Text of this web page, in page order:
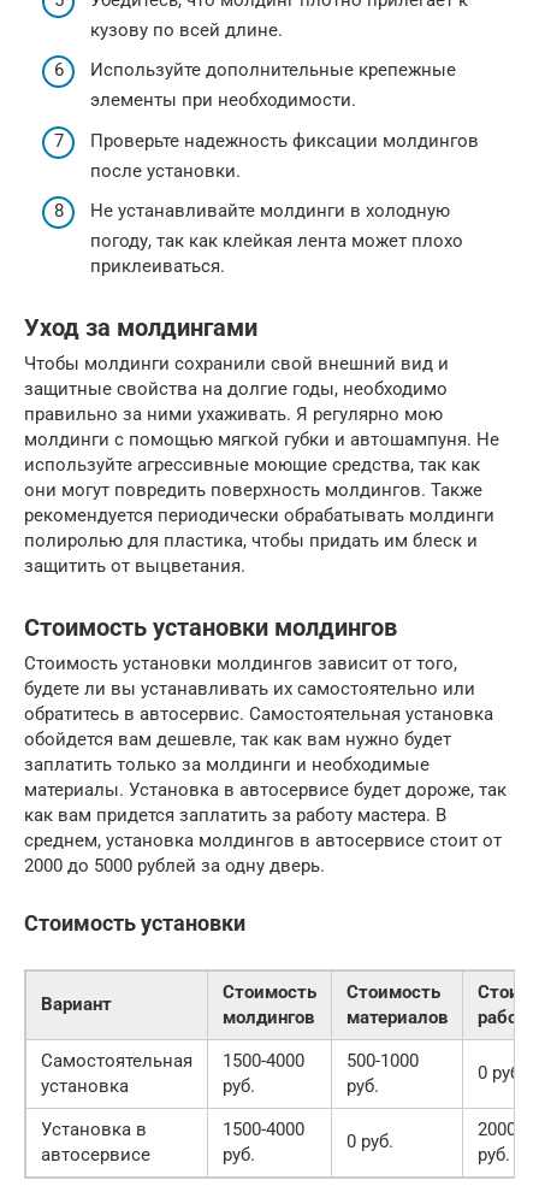
кузову по всей длине.
Используйте дополнительные крепежные
элементы при необходимости.
Проверьте надежность фиксации молдингов
после установки.
Не устанавливайте молдинги в холодную
погоду, так как клейкая лента может плохо
приклеиваться.
Уход за молдингами
Чтобы молдинги сохранили свой внешний вид и
защитные свойства на долгие годы, необходимо
правильно за ними ухаживать. Я регулярно мою
молдинги с помощью мягкой губки и автошампуня. Не
используйте агрессивные моющие средства, так как
они могут повредить поверхность молдингов. Также
рекомендуется периодически обрабатывать молдинги
полиролью для пластика, чтобы придать им блеск и
защитить от выцветания.
Стоимость установки молдингов
Стоимость установки молдингов зависит от того,
будете ли вы устанавливать их самостоятельно или
обратитесь в автосервис. Самостоятельная установка
обойдется вам дешевле, так как вам нужно будет
заплатить только за молдинги и необходимые
материалы. Установка в автосервисе будет дороже, так
как вам придется заплатить за работу мастера. В
среднем, установка молдингов в автосервисе стоит от
2000 до 5000 рублей за одну дверь.
Стоимость установки
Вариант
Стоимость
молдингов
Стоимость
материалов
Самостоятельная
установка
1500-4000
руб.
500-1000
руб.
0 руб.
Установка в
автосервисе
1500-4000
руб.
0 руб.
2000-
руб.